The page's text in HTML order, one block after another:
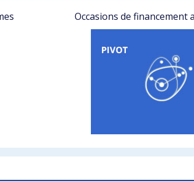
Occasions de financement